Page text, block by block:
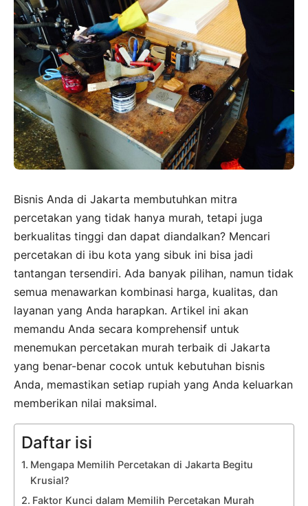
Bisnis Anda di Jakarta membutuhkan mitra
percetakan yang tidak hanya murah, tetapi juga
berkualitas tinggi dan dapat diandalkan? Mencari
percetakan di ibu kota yang sibuk ini bisa jadi
tantangan tersendiri. Ada banyak pilihan, namun tidak
semua menawarkan kombinasi harga, kualitas, dan
layanan yang Anda harapkan. Artikel ini akan
memandu Anda secara komprehensif untuk
menemukan percetakan murah terbaik di Jakarta
yang benar-benar cocok untuk kebutuhan bisnis
Anda, memastikan setiap rupiah yang Anda keluarkan
memberikan nilai maksimal.
Daftar isi
Mengapa Memilih Percetakan di Jakarta Begitu
Krusial?
Faktor Kunci dalam Memilih Percetakan Murah